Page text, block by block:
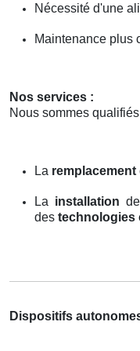
Nécessité d'une
Maintenance plus
Nos services :
Nous sommes
La
La installation
des technologies
Dispositifs